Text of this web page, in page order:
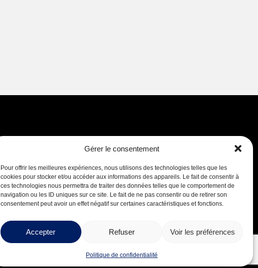
Gérer le consentement
Pour offrir les meilleures expériences, nous utilisons des technologies telles que les
cookies pour stocker et/ou accéder aux informations des appareils. Le fait de consentir à
ces technologies nous permettra de traiter des données telles que le comportement de
navigation ou les ID uniques sur ce site. Le fait de ne pas consentir ou de retirer son
consentement peut avoir un effet négatif sur certaines caractéristiques et fonctions.
Accepter Refuser Voir les préférences
Politique de confidentialité
Design byBoréale